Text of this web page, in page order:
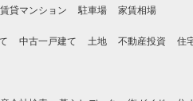
賃貸マンション 駐車場 家賃相場
中古一戸建て 土地 不動産投資 住